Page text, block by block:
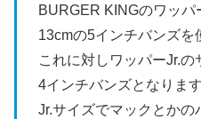
BURGER KINGのワッ
13cmの5インチバンズを
これに対しワッパーJr.
4インチバンズとなります
Jr.サイズでマックとか